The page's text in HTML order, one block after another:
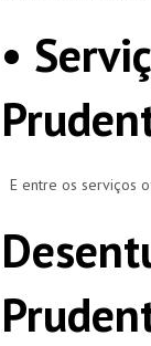
•
E entre os serviços